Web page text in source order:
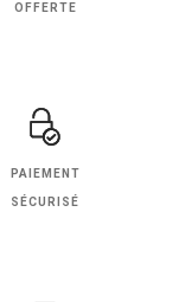
OFFERTE
PAIEMENT
SÉCURISÉ